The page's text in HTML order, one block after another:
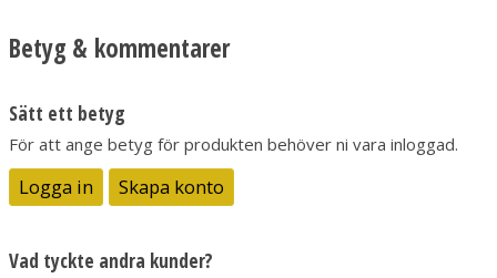
Betyg & kommentarer
Sätt ett betyg
För att ange betyg för produkten behöver ni vara inloggad.
Logga in Skapa konto
Vad tyckte andra kunder?